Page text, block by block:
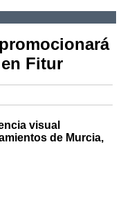
Fitur
visual
de Murcia,